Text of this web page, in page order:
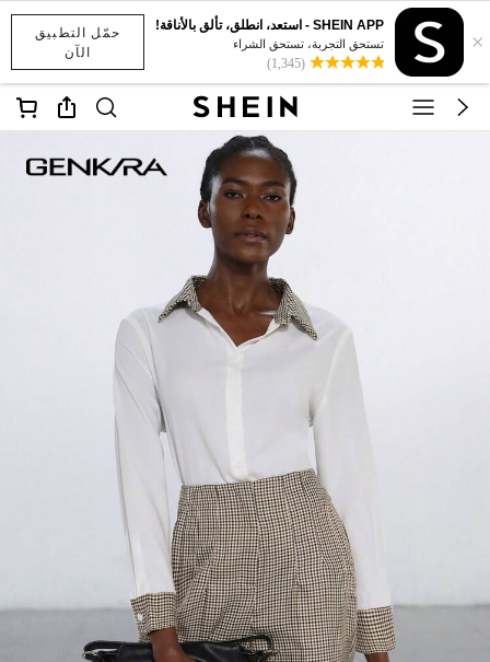
حمّل التطبيق
الآن
×
SHEIN APP - استعد، انطلق، تألق بالأناقة!
تستحق التجربة، تستحق الشراء
(1,345)